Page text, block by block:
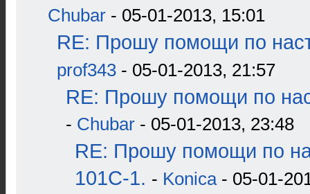
Chubar - 05-01-2013, 15:01
RE: Прошу помощи по
prof343 - 05-01-2013, 21:57
RE: Прошу помощи по
- Chubar - 05-01-2013, 23:48
RE: Прошу помощи по
101С-1. - Konica- 05-01-